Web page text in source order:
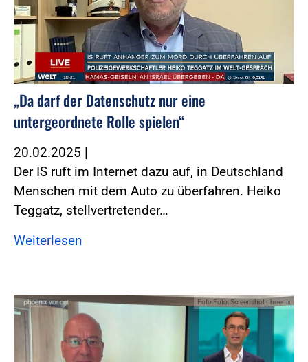
„Da darf der Datenschutz nur eine
untergeordnete Rolle spielen“
20.02.2025 |
Der IS ruft im Internet dazu auf, in Deutschland
Menschen mit dem Auto zu überfahren. Heiko
Teggatz, stellvertretender…
Weiterlesen
Foto:Foto: Screenshot phoenix